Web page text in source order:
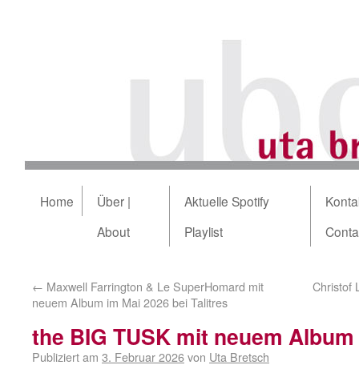
Home
Über |
About
Aktuelle Spotify
Playlist
← Maxwell Farrington & Le SuperHomard mit
neuem Album im Mai 2026 bei Talitres
Christof
the BIG TUSK mit neuem
Publiziert am 3. Februar 2026von Uta Bretsch